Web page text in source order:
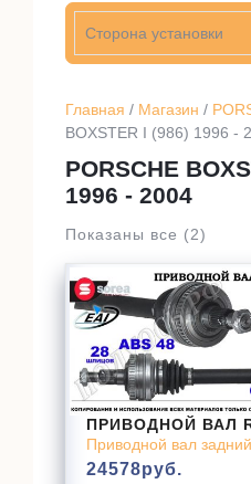
Главная / Магазин /
BOXSTER I (986) 1996 -
PORSCHE
1996 - 2004
Показаны все (2)
ПРИВОДНОЙ ВАЛ
Приводной вал задний
24578руб.